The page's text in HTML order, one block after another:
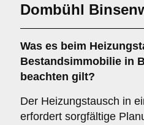
Dombühl
Was es beim
Bestandsimmobilie in
beachten gilt?
Der Heizungstausch in
erfordert sorgfältige